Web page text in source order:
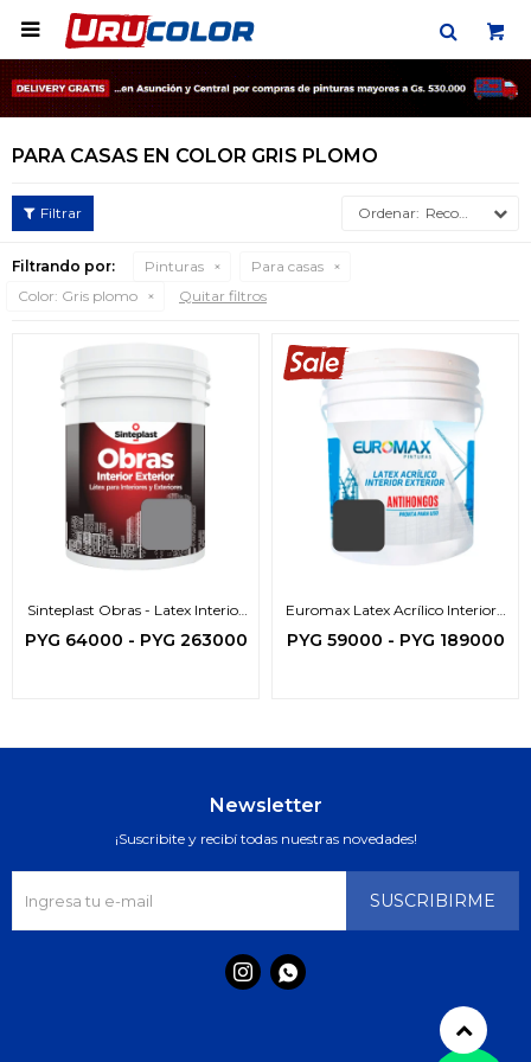

PARA CASAS EN COLOR GRIS PLOMO
Recomendados
Filtrando por: Pinturas
Para casas
Color: Gris plomo Quitar filtros
Sinteplast Obras - Latex Interior
Exterior
PYG 64000 - PYG 263000
Euromax Latex Acrílico Interior -
Exterior (zona protegida)
PYG 59000 - PYG 189000
Newsletter
¡Suscribite y recibí todas nuestras novedades!
SUSCRIBIRME
 